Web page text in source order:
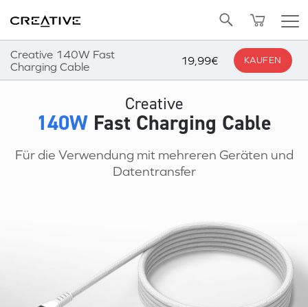
Creative 140W Fast
Charging Cable
19,99€ KAUFEN
Zurück zum Seitenanfang
Creative
140W Fast Charging Cable
Für die Verwendung mit mehreren Geräten und
Datentransfer